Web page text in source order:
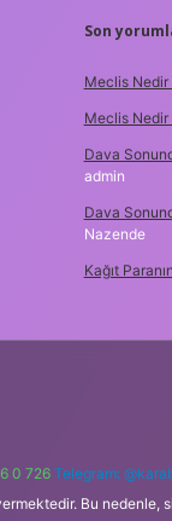
Son
Meclis
Meclis
Dava
admin
Dava
Nazende
Kağıt
0 726 Telegram:
Bu